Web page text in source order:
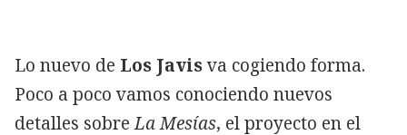
Lo nuevo de Los Javisva cogiendo forma.
Poco a poco vamos conociendo nuevos
detalles sobreLa Mesías, el proyecto en el